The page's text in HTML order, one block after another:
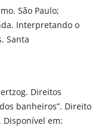
São Paulo;
Interpretando o
Santa
Direitos
banheiros”. Direito
Disponível em: